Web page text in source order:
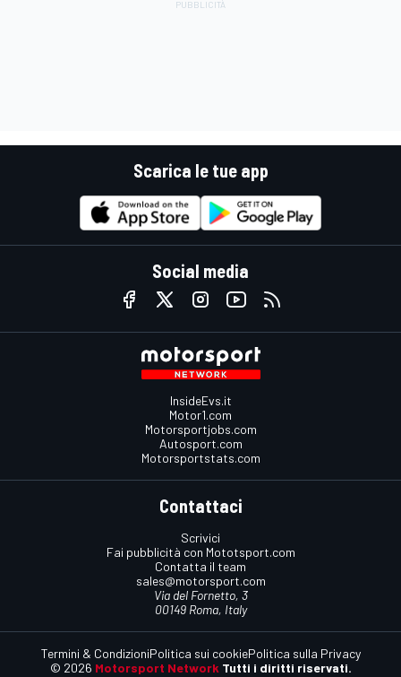
Scarica le tue app
Social media
InsideEvs.it
Motor1.com
Motorsportjobs.com
Autosport.com
Motorsportstats.com
Contattaci
Scrivici
Fai pubblicità con Mototsport.com
Contatta il team
sales@motorsport.com
Via del Fornetto, 3
00149 Roma, Italy
© 2026 Motorsport Network Tutti i diritti riservati.
Termini & CondizioniPolitica sui cookiePolitica sulla Privacy